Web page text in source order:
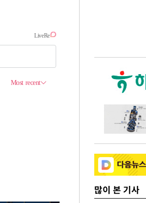
많이 본 기사